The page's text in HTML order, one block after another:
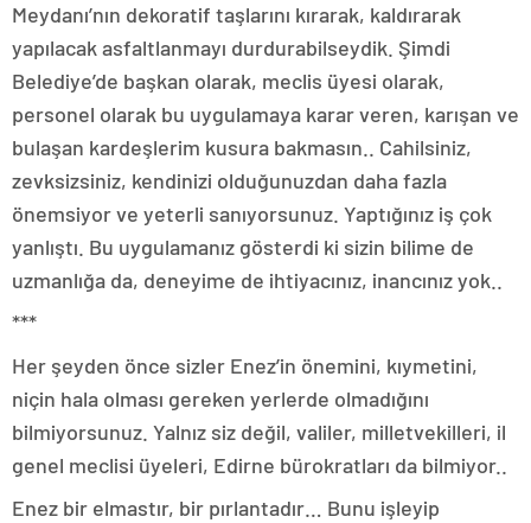
Meydanı’nın dekoratif taşlarını kırarak, kaldırarak
yapılacak asfaltlanmayı durdurabilseydik. Şimdi
Belediye’de başkan olarak, meclis üyesi olarak,
personel olarak bu uygulamaya karar veren, karışan ve
bulaşan kardeşlerim kusura bakmasın.. Cahilsiniz,
zevksizsiniz, kendinizi olduğunuzdan daha fazla
önemsiyor ve yeterli sanıyorsunuz. Yaptığınız iş çok
yanlıştı. Bu uygulamanız gösterdi ki sizin bilime de
uzmanlığa da, deneyime de ihtiyacınız, inancınız yok..
***
Her şeyden önce sizler Enez’in önemini, kıymetini,
niçin hala olması gereken yerlerde olmadığını
bilmiyorsunuz. Yalnız siz değil, valiler, milletvekilleri, il
genel meclisi üyeleri, Edirne bürokratları da bilmiyor..
Enez bir elmastır, bir pırlantadır… Bunu işleyip